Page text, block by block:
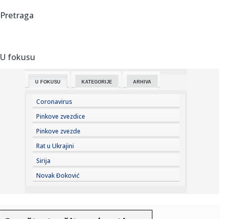
15:15:
15:12:
Stiže 70 miliona dinara podrške: Velika vest za ovu grupu
15:12:Raspored sahrana za petak, 7. avgust
15:08:Još jedan AI model „pobegao“ iz testnog okruženja i
napao s...
15:07:Oštra poruka muslimanskih zemalja: Izrael ruši primirje i
Tramp...
Pretraga
U fokusu
U FOKUSU KATEGORIJE ARHIVA
Coronavirus
Pinkove zvezdice
Pinkove zvezde
Rat u Ukrajini
Sirija
Novak Đoković